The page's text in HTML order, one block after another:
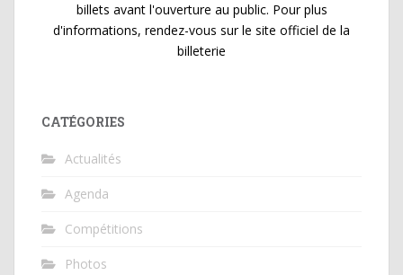
billets avant l'ouverture au public. Pour plus
d'informations, rendez-vous sur le site officiel de la
billeterie
CATÉGORIES
Actualités
Agenda
Compétitions
Photos